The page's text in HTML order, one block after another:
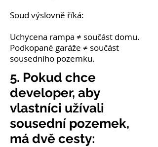
Soud výslovně říká:
Uchycena rampa ≠ součást domu.
Podkopané garáže ≠ součást
sousedního pozemku.
5. Pokud chce
developer, aby
vlastníci užívali
sousední pozemek,
má dvě cesty: